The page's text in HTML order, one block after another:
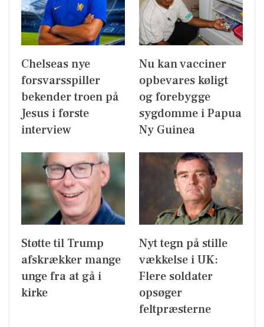
Chelseas nye
forsvarsspiller
bekender troen på
Jesus i første
interview
Nu kan vacciner
opbevares køligt
og forebygge
sygdomme i Papua
Ny Guinea
Støtte til Trump
afskrækker mange
unge fra at gå i
kirke
Nyt tegn på stille
vækkelse i UK:
Flere soldater
opsøger
feltpræsterne